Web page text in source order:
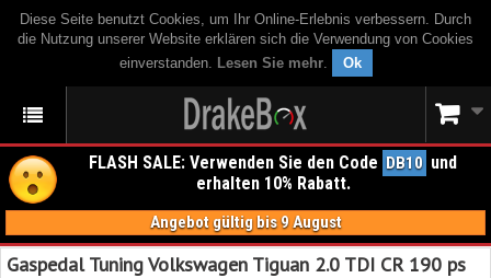
Diese Seite benutzt Cookies, um Ihr Online-Erlebnis verbessern. Durch
die Nutzung unserer Website erklären sich die Verwendung von Cookies
einverstanden. Lesen Sie mehr. Ok
FLASH SALE: Verwenden Sie den Code DB10 und
erhalten 10% Rabatt.
Angebot gültig bis 9 August
Gaspedal Tuning Volkswagen Tiguan 2.0 TDI CR 190 ps